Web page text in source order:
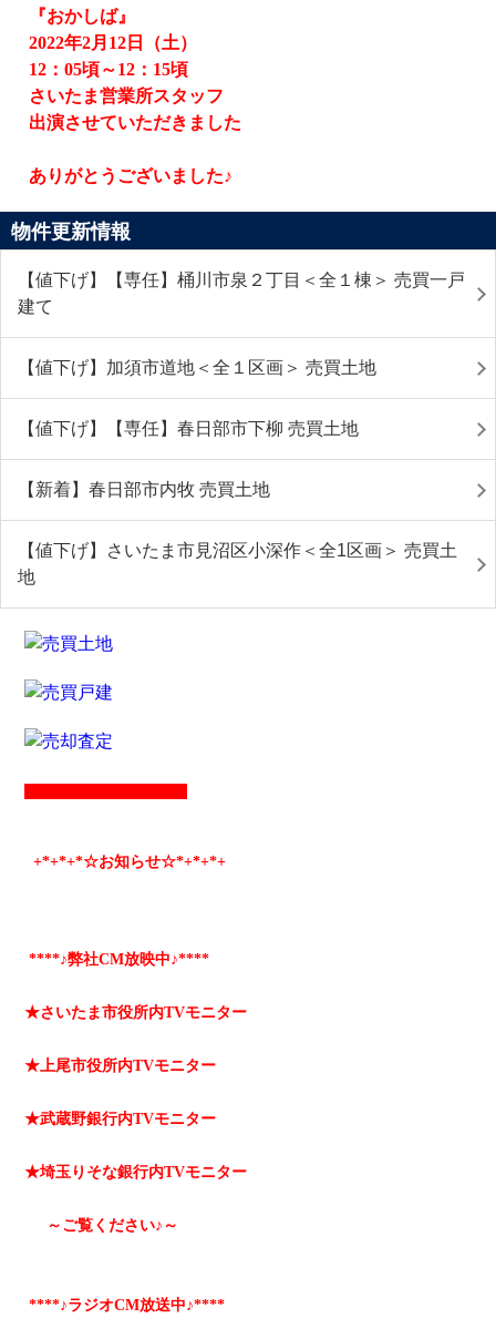
『おかしば』
2022年2月 12 日（土）
12 ：05頃～12 ： 15頃
さいたま営業所スタッフ
出演させていただきました
ありがとうございました♪
物件更新情報
【値下げ】【専任】桶川市泉２丁目＜全１棟＞ 売買一戸
建て
【値下げ】加須市道地＜全１区画＞ 売買土地
【値下げ】【専任】春日部市下柳 売買土地
【新着】春日部市内牧 売買土地
【値下げ】さいたま市見沼区小深作＜全1区画＞ 売買土
地
+*+*+*☆お知らせ☆*+*+*+
****♪弊社CM放映中♪****
★さいたま市役所内TVモニター
★上尾市役所内TVモニター
★武蔵野銀行内TVモニター
★埼玉りそな銀行内TVモニター
～ご覧ください♪～
****♪ラジオCM放送中♪****